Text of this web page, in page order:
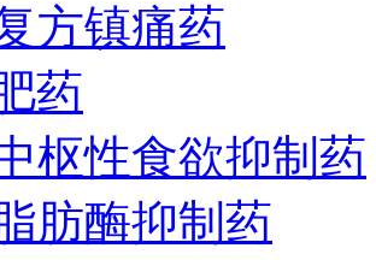
方镇痛药
药
枢性食欲抑制药
肪酶抑制药